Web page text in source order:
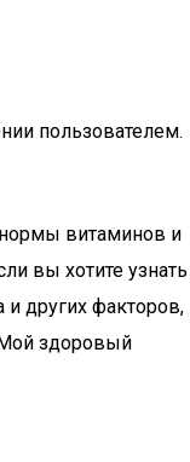
пользователем.
витаминов и
вы хотите узнать
других факторов,
здоровый